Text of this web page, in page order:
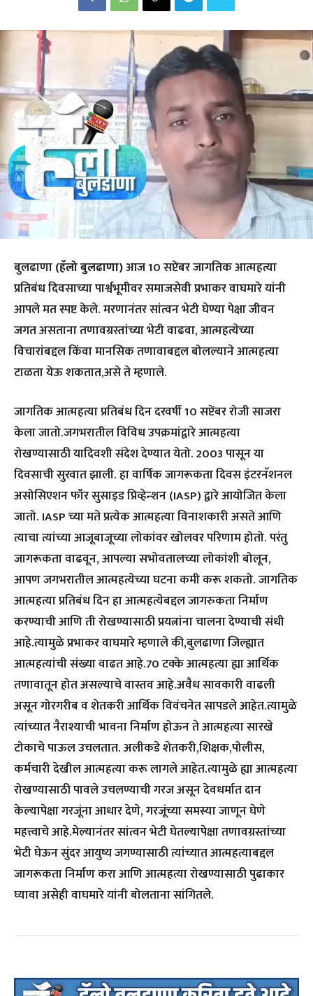
बुलढाणा(हॅलो बुलढाणा)आज 10 सप्टेंबर जागतिक आत्महत्या
प्रतिबंध दिवसाच्या पार्श्वभूमीवर समाजसेवी प्रभाकर वाघमारे यांनी
आपले मत स्पष्ट केले. मरणानंतर सांत्वन भेटी घेण्या पेक्षा जीवन
जगत असताना तणावग्रस्तांच्या भेटी वाढवा, आत्महत्येच्या
विचारांबद्दल किंवा मानसिक तणावाबद्दल बोलल्याने आत्महत्या
टाळता येऊ शकतात,असे ते म्हणाले.
जागतिक आत्महत्या प्रतिबंध दिन दरवर्षी 10 सप्टेंबर रोजी साजरा
केला जातो.जगभरातील विविध उपक्रमांद्वारे आत्महत्या
रोखण्यासाठी यादिवशी संदेश देण्यात येतो. 2003 पासून या
दिवसाची सुरवात झाली. हा वार्षिक जागरूकता दिवस इंटरनॅशनल
असोसिएशन फॉर सुसाइड प्रिव्हेन्शन (IASP) द्वारे आयोजित केला
जातो. IASP च्या मते प्रत्येक आत्महत्या विनाशकारी असते आणि
त्याचा त्यांच्या आजूबाजूच्या लोकांवर खोलवर परिणाम होतो. परंतु
जागरूकता वाढवून, आपल्या सभोवतालच्या लोकांशी बोलून,
आपण जगभरातील आत्महत्येच्या घटना कमी करू शकतो. जागतिक
आत्महत्या प्रतिबंध दिन हा आत्महत्येबद्दल जागरुकता निर्माण
करण्याची आणि ती रोखण्यासाठी प्रयत्नांना चालना देण्याची संधी
आहे.त्यामुळे प्रभाकर वाघमारे म्हणाले की,बुलढाणा जिल्ह्यात
आत्महत्यांची संख्या वाढत आहे.70 टक्के आत्महत्या ह्या आर्थिक
तणावातून होत असल्याचे वास्तव आहे.अवैध सावकारी वाढली
असून गोरगरीब व शेतकरी आर्थिक विवंचनेत सापडले आहेत.त्यामुळे
त्यांच्यात नैराश्याची भावना निर्माण होऊन ते आत्महत्या सारखे
टोकाचे पाऊल उचलतात. अलीकडे शेतकरी,शिक्षक,पोलीस,
कर्मचारी देखील आत्महत्या करू लागले आहेत.त्यामुळे ह्या आत्महत्या
रोखण्यासाठी पावले उचलण्याची गरज असून देवधर्मात दान
केल्यापेक्षा गरजूंना आधार देणे, गरजूंच्या समस्या जाणून घेणे
महत्त्वाचे आहे.मेल्यानंतर सांत्वन भेटी घेतल्यापेक्षा तणावग्रस्तांच्या
भेटी घेऊन सुंदर आयुष्य जगण्यासाठी त्यांच्यात आत्महत्याबद्दल
जागरूकता निर्माण करा आणि आत्महत्या रोखण्यासाठी पुढाकार
घ्यावा असेही वाघमारे यांनी बोलताना सांगितले.